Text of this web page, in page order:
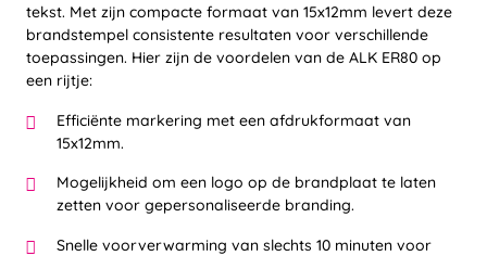
tekst. Met zijn compacte formaat van 15x12mm levert deze
brandstempel consistente resultaten voor verschillende
toepassingen. Hier zijn de voordelen van de ALK ER80 op
een rijtje:
Efficiënte markering met een afdrukformaat van
15x12mm.
Mogelijkheid om een logo op de brandplaat te laten
zetten voor gepersonaliseerde branding.
Snelle voorverwarming van slechts 10 minuten voor